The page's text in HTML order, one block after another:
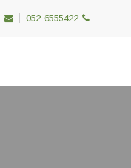
052-6555422